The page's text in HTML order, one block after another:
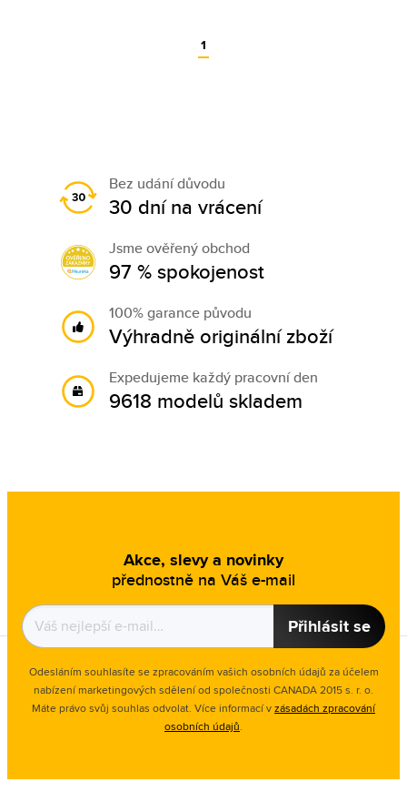
1
Bez udání důvodu
30 dní na vrácení
Jsme ověřený obchod
97 % spokojenost
100% garance původu
Výhradně originální zboží
Expedujeme každý pracovní den
9618 modelů skladem
Akce, slevy a novinky
přednostně na Váš e-mail
Přihlásit se
Odesláním souhlasíte se zpracováním vašich osobních údajů za účelem
nabízení marketingových sdělení od společnosti CANADA 2015 s. r. o.
Máte právo svůj souhlas odvolat. Více informací vzásadách zpracování
osobních údajů.